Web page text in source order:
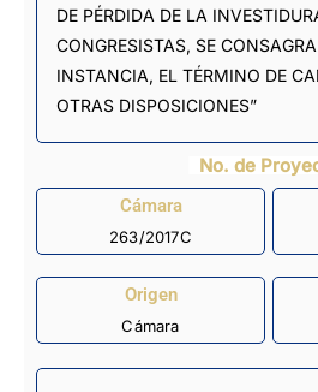
DE PÉRDIDA DE LA
CONGRESISTAS, SE
INSTANCIA, EL TÉRMINO DE
OTRAS DISPOSICIONES”
No. de
Cámara
263/2017C
Origen
Cámara